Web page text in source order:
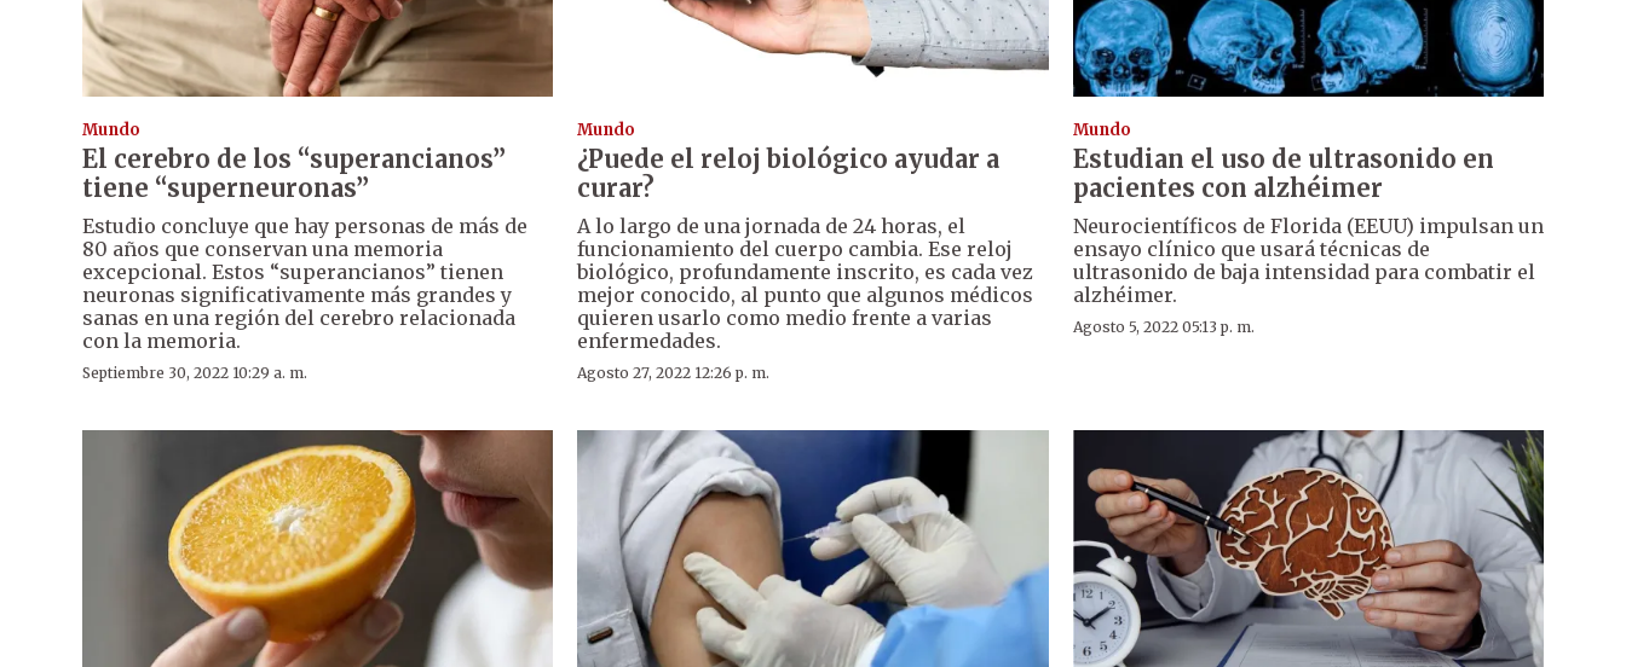
Mundo
El cerebro de los “superancianos”
tiene “superneuronas”
Estudio concluye que hay personas de más de
80 años que conservan una memoria
excepcional. Estos “superancianos” tienen
neuronas significativamente más grandes y
sanas en una región del cerebro relacionada
con la memoria.
Septiembre 30, 2022 10:29 a. m.
Mundo
¿Puede el reloj biológico ayudar a
curar?
A lo largo de una jornada de 24 horas, el
funcionamiento del cuerpo cambia. Ese reloj
biológico, profundamente inscrito, es cada vez
mejor conocido, al punto que algunos médicos
quieren usarlo como medio frente a varias
enfermedades.
Agosto 27, 2022 12:26 p. m.
Mundo
Estudian el uso de ultrasonido en
pacientes con alzhéimer
Neurocientíficos de Florida (EEUU) impulsan un
ensayo clínico que usará técnicas de
ultrasonido de baja intensidad para combatir el
alzhéimer.
Agosto 5, 2022 05:13 p. m.